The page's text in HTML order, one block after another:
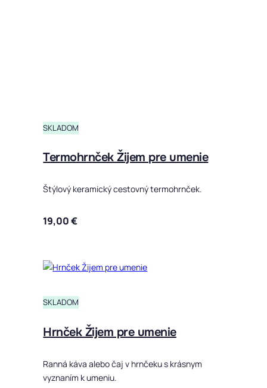
SKLADOM
Termohrnček Žijem pre umenie
Štýlový keramický cestovný termohrnček.
19,00€
SKLADOM
Hrnček Žijem pre umenie
Ranná káva alebo čaj v hrnčeku s krásnym
vyznaním k umeniu.